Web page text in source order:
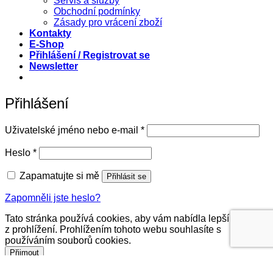
Obchodní podmínky
Zásady pro vrácení zboží
Kontakty
E-Shop
Přihlášení / Registrovat se
Newsletter
Přihlášení
Uživatelské jméno nebo e-mail *Povinné
Heslo *Povinné
Zapamatujte si mě Přihlásit se
Zapomněli jste heslo?
Tato stránka používá cookies, aby vám nabídla lepší zážitek
z prohlížení. Prohlížením tohoto webu souhlasíte s
používáním souborů cookies.
Přijmout